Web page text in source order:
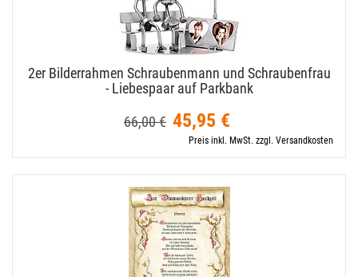
2er Bilderrahmen Schraubenmann und Schraubenfrau
- Liebespaar auf Parkbank
66,00 € 45,95 €
Preis inkl. MwSt. zzgl. Versandkosten